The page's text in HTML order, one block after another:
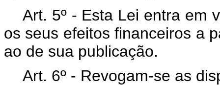
Art. 5º - Esta Lei entra em
os seus efeitos financeiros a
ao de sua publicação.
Art. 6º - Revogam-se as